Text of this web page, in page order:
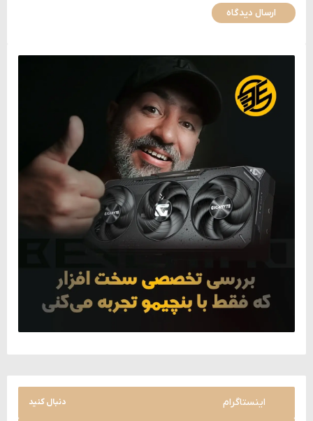
اینستاگرام دنبال کنید